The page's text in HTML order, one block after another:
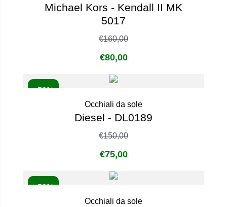
Michael Kors - Kendall II MK
5017
€160,00
€80,00
- 50%
Occhiali da sole
Diesel - DL0189
€150,00
€75,00
- 50%
Occhiali da sole